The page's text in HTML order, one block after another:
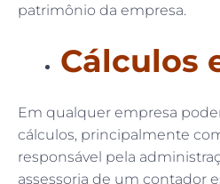
patrimônio da empresa.
Cálculos
Em qualquer empresa
cálculos, principalmente
responsável pela
assessoria de um contador